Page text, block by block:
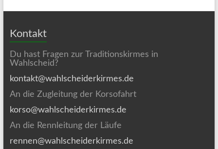
Kontakt
Du hast Fragen zur Traditionskirmes in
Wahlscheid?
kontakt@wahlscheiderkirmes.de
An die Zugleitung der Korsofahrt
korso@wahlscheiderkirmes.de
An die Rennleitung der Läufe
rennen@wahlscheiderkirmes.de